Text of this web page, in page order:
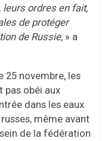
leurs ordres en fait,
de protéger
de Russie, » a
25 novembre, les
pas obéi aux
dans les eaux
même avant
de la fédération